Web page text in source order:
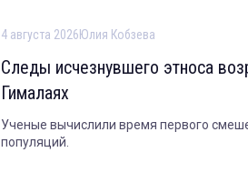
4 августа 2026Юлия Кобзева
Следы исчезнувшего этноса
Гималаях
Ученые вычислили время первого
популяций.